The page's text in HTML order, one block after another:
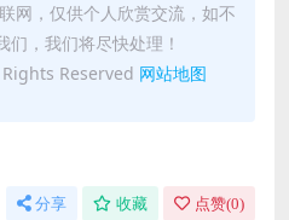
网，仅供个人欣赏交流，如不
，我们将尽快处理！
Reserved 网站地图
分享 收藏 点赞(0)